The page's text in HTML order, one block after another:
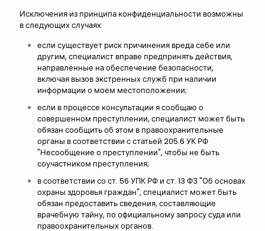
Исключения из принципа конфиденциальности возможны
в следующих случаях:
если существует риск причинения вреда себе или
другим, специалист вправе предпринять действия,
направленные на обеспечение безопасности,
включая вызов экстренных служб при наличии
информации о моем местоположении;
если в процессе консультации я сообщаю о
совершенном преступлении, специалист может быть
обязан сообщить об этом в правоохранительные
органы в соответствии с статьей 205.6 УК РФ
"Несообщение о преступлении", чтобы не быть
соучастником преступления;
в соответствии со ст. 56 УПК РФ и ст. 13 ФЗ "Об основах
охраны здоровья граждан", специалист может быть
обязан предоставить сведения, составляющие
врачебную тайну, по официальному запросу суда или
правоохранительных органов.